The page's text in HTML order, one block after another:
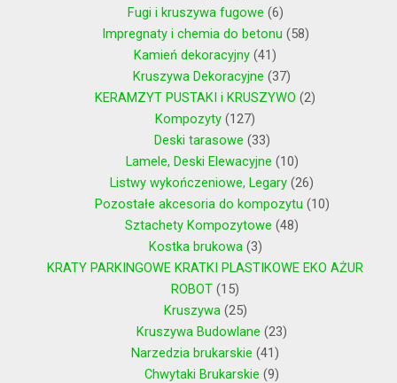
Fugi i kruszywa fugowe 6
Impregnaty i chemia do betonu 58
Kamień dekoracyjny 41
Kruszywa Dekoracyjne 37
KERAMZYT PUSTAKI i KRUSZYWO 2
Kompozyty 127
Deski tarasowe 33
Lamele, Deski Elewacyjne 10
Listwy wykończeniowe, Legary 26
Pozostałe akcesoria do kompozytu 10
Sztachety Kompozytowe 48
Kostka brukowa 3
KRATY PARKINGOWE KRATKI PLASTIKOWE EKO AŻUR
ROBOT 15
Kruszywa 25
Kruszywa Budowlane 23
Narzedzia brukarskie 41
Chwytaki Brukarskie 9